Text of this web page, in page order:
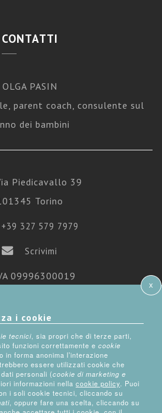
CONTATTI
OLGA PASIN
parent coach, consulente sul
dei bambini
Piedicavallo 39
Torino
+39 327 579 7979
Scrivimi
09996300019
© 2018-2020
i diritti riservati
x
i cookie
tecnici, sia propri che di terze parti,
funzioni correttamente e cookie
in forma anonima l’interazione
essere utilizzati cookie che
personali (cookie di marketing e
informazioni nella cookie policy. Puoi
i soli cookie tecnici, cliccando su
, oppure fare una scelta, cliccando su